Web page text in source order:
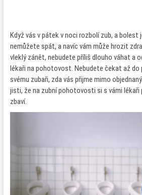
Když vás v pátek v noci rozbolí zub, a
nemůžete spát, a navíc vám může hrozit
vleklý zánět, nebudete příliš dlouho váhat a
lékaři na pohotovost. Nebudete čekat až do
svému zubaři, zda vás přijme mimo
jisti, že na zubní pohotovosti si s vámi lékaři
zbaví.